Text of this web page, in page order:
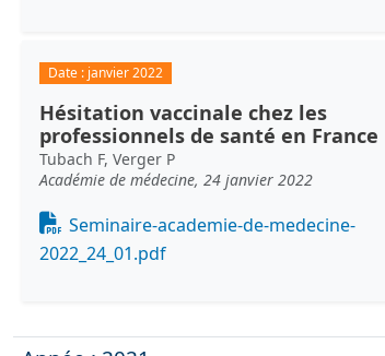
Date : janvier 2022
Hésitation vaccinale chez les
professionnels de santé en France
Tubach F, Verger P
Académie de médecine, 24 janvier 2022
Document
Seminaire-academie-de-medecine-
2022_24_01.pdf